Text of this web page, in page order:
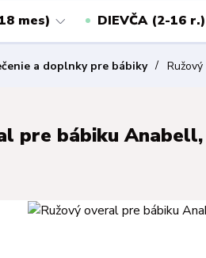
mes) DIEVČA (2-16 r.)
a doplnky pre bábiky
pre bábiku